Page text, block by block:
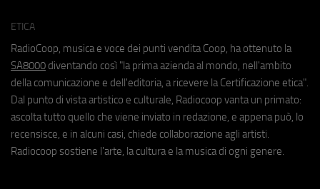
ETICA
RadioCoop, musica e voce dei punti vendita Coop, ha ottenuto la
SA8000 diventando così "la prima azienda al mondo, nell'ambito
della comunicazione e dell'editoria, a ricevere la Certificazione etica".
Dal punto di vista artistico e culturale, Radiocoop vanta un primato:
ascolta tutto quello che viene inviato in redazione, e appena può, lo
recensisce, e in alcuni casi, chiede collaborazione agli artisti.
Radiocoop sostiene l'arte, la cultura e la musica di ogni genere.